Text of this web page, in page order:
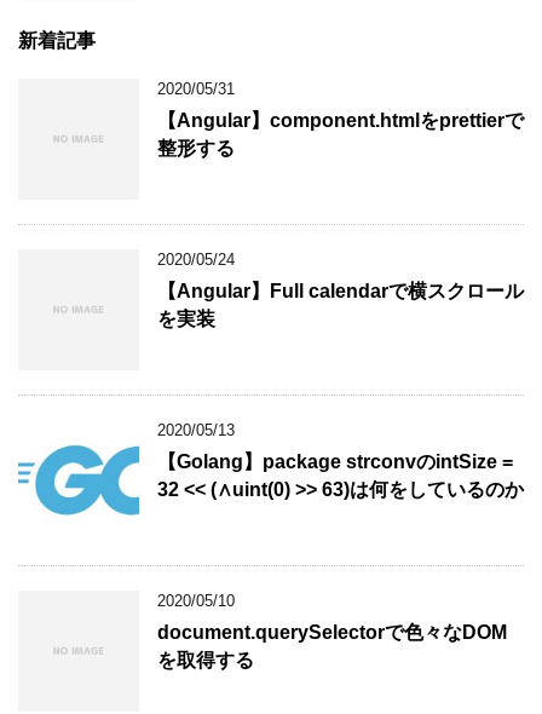
新着記事
2020/05/31
【Angular】component.htmlをprettierで
整形する
2020/05/24
【Angular】Full calendarで横スクロール
を実装
2020/05/13
【Golang】package strconvのintSize =
32 << (∧uint(0) >> 63)は何をしているのか
2020/05/10
document.querySelectorで色々なDOM
を取得する